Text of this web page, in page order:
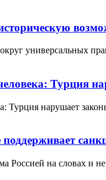
универсальных
Турция
нарушает
Россией на словах и